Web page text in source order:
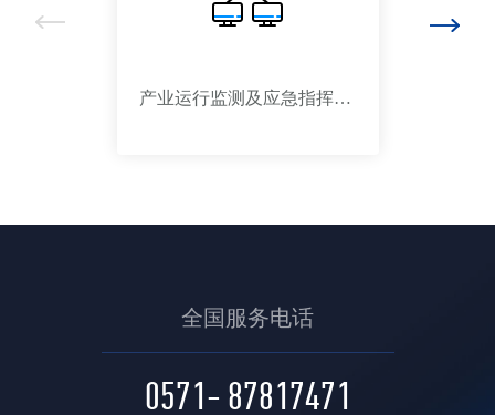
产业运行监测及应急指挥平
全国服务电话
0571- 87817471